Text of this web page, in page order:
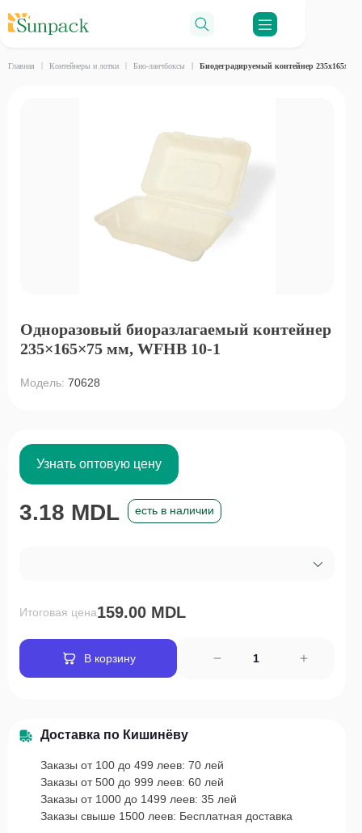
Главная Контейнеры и лотки Био‑ланчбоксы Биодеградируемый контейнер 235x165x75
Одноразовый биоразлагаемый контейнер
235×165×75 мм, WFHB 10-1
Модель: 70628
Узнать оптовую цену
3.18 MDL есть в наличии
Итоговая цена159.00 MDL
В корзину
Доставка по Кишинёву
Заказы от 100 до 499 леев: 70 лей
Заказы от 500 до 999 леев: 60 лей
Заказы от 1000 до 1499 леев: 35 лей
Заказы свыше 1500 леев: Бесплатная доставка